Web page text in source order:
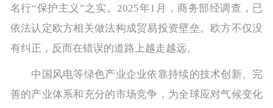
名行“保护主义”之实。2025年1月，商务部经调查，已
依法认定欧方相关做法构成贸易投资壁垒。欧方不仅没
有纠正，反而在错误的道路上越走越远。
中国风电等绿色产业企业依靠持续的技术创新、完
善的产业体系和充分的市场竞争，为全球应对气候变化